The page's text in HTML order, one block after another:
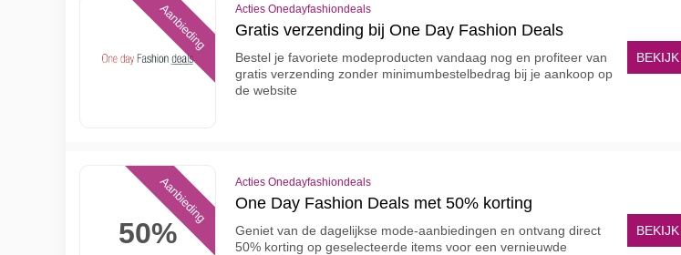
Aanbieding Acties Onedayfashiondeals
Gratis verzending bij One Day Fashion Deals
Bestel je favoriete modeproducten vandaag nog en profiteer van
gratis verzending zonder minimumbestelbedrag bij je aankoop op
de website
50%
Aanbieding Acties Onedayfashiondeals
One Day Fashion Deals met 50% korting
Geniet van de dagelijkse mode-aanbiedingen en ontvang direct
50% korting op geselecteerde items voor een vernieuwde